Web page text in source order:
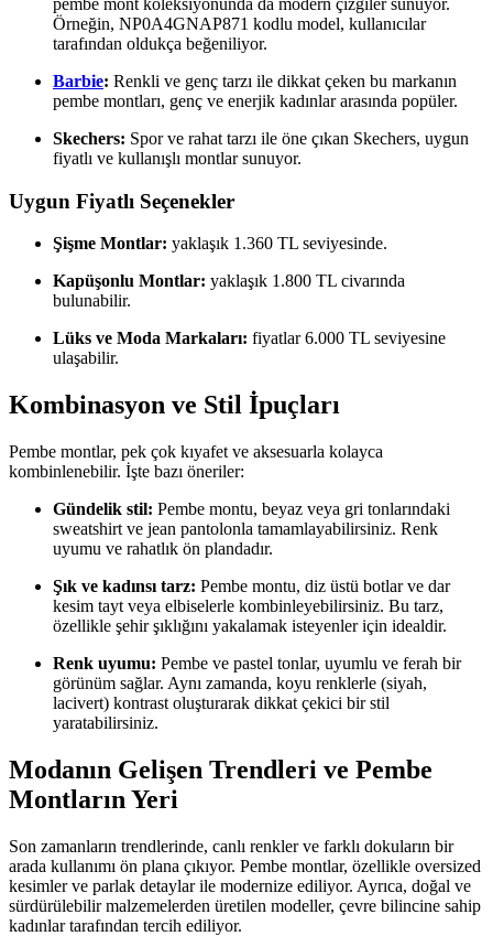
Örneğin, NP0A4GNAP871 kodlu model, kullanıcılar
tarafından oldukça beğeniliyor.
Barbie: Renkli ve genç tarzı ile dikkat çeken bu markanın
pembe montları, genç ve enerjik kadınlar arasında popüler.
Skechers: Spor ve rahat tarzı ile öne çıkan Skechers, uygun
fiyatlı ve kullanışlı montlar sunuyor.
Uygun Fiyatlı Seçenekler
Şişme Montlar: yaklaşık 1.360 TL seviyesinde.
Kapüşonlu Montlar: yaklaşık 1.800 TL civarında
bulunabilir.
Lüks ve Moda Markaları: fiyatlar 6.000 TL seviyesine
ulaşabilir.
Kombinasyon ve Stil İpuçları
Pembe montlar, pek çok kıyafet ve aksesuarla kolayca
kombinlenebilir. İşte bazı öneriler:
Gündelik stil: Pembe montu, beyaz veya gri tonlarındaki
sweatshirt ve jean pantolonla tamamlayabilirsiniz. Renk
uyumu ve rahatlık ön plandadır.
Şık ve kadınsı tarz: Pembe montu, diz üstü botlar ve dar
kesim tayt veya elbiselerle kombinleyebilirsiniz. Bu tarz,
özellikle şehir şıklığını yakalamak isteyenler için idealdir.
Renk uyumu: Pembe ve pastel tonlar, uyumlu ve ferah bir
görünüm sağlar. Aynı zamanda, koyu renklerle (siyah,
lacivert) kontrast oluşturarak dikkat çekici bir stil
yaratabilirsiniz.
Modanın Gelişen Trendleri ve Pembe
Montların Yeri
Son zamanların trendlerinde, canlı renkler ve farklı dokuların bir
arada kullanımı ön plana çıkıyor. Pembe montlar, özellikle oversized
kesimler ve parlak detaylar ile modernize ediliyor. Ayrıca, doğal ve
sürdürülebilir malzemelerden üretilen modeller, çevre bilincine sahip
kadınlar tarafından tercih ediliyor.